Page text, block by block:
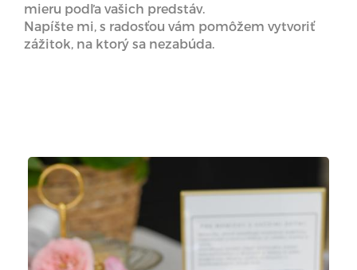
mieru podľa vašich predstáv.
Napíšte mi, s radosťou vám pomôžem vytvoriť
zážitok, na ktorý sa nezabúda.